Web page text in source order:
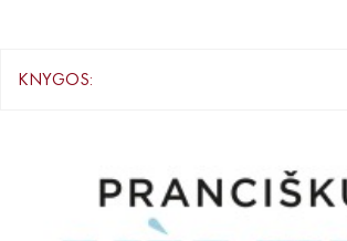
KNYGOS PIGIAU
KNYGOS:
Knygos vaikams ir paaugliams
Negrožinė literatūra